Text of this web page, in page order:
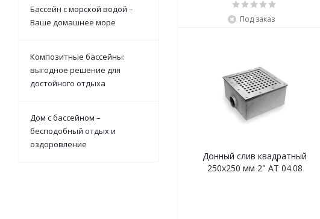
Под заказ
Донный слив квадратный
250х250 мм 2" АТ 04.08
Бассейн с морской водой –
Ваше домашнее море
Композитные бассейны:
выгодное решение для
достойного отдыха
Дом с бассейном –
бесподобный отдых и
оздоровление